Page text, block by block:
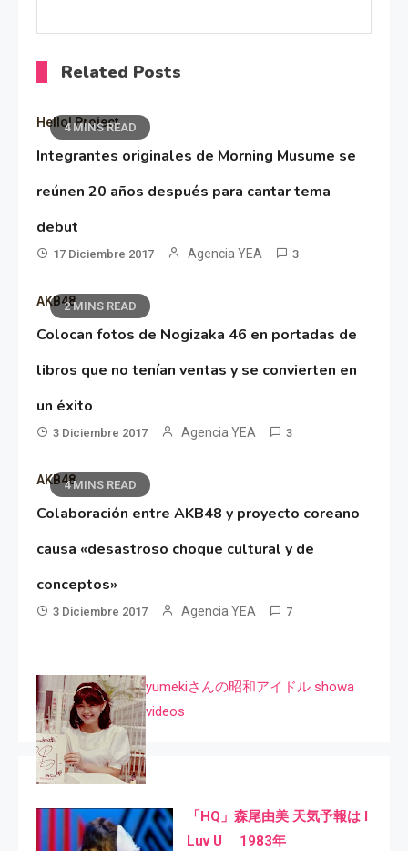
Related Posts
4 MINS READ
Hello! Project
Integrantes originales de Morning Musume se
reúnen 20 años después para cantar tema
debut
17 Diciembre 2017 Agencia YEA 3
2 MINS READ
AKB48
Colocan fotos de Nogizaka 46 en portadas de
libros que no tenían ventas y se convierten en
un éxito
3 Diciembre 2017 Agencia YEA 3
4 MINS READ
AKB48
Colaboración entre AKB48 y proyecto coreano
causa «desastroso choque cultural y de
conceptos»
3 Diciembre 2017 Agencia YEA 7
yumekiさんの昭和アイドル showa
videos
「HQ」森尾由美 天気予報は I
Luv U 1983年